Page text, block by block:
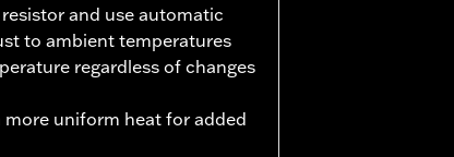
and use automatic
to ambient temperatures
regardless of changes
uniform heat for added